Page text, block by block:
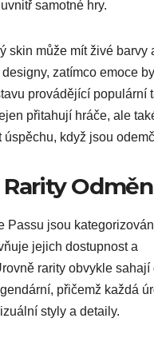
samotné hry.
skin může mít živé barvy
zatímco emoce
provádějící populární
přitahují hráče, ale
úspěchu, když jsou
Odměn
Passu jsou
jejich dostupnost a
rarity obvykle sahají
přičemž každá
styly a detaily.